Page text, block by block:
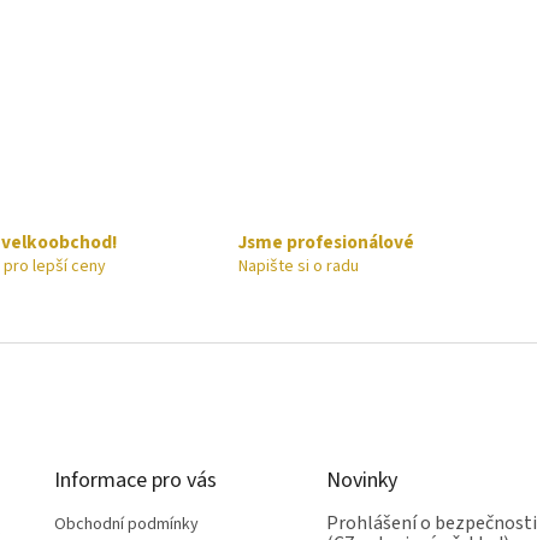
lepší ceny
Jsme profesionálové
Napište si o radu
Informace pro vás
Obchodní podmínky
Novinky
Prohlášení o bezpečnosti